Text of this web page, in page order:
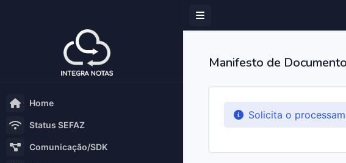
Home
Status SEFAZ
Comunicação/SDK
Manifesto de
Solicita o